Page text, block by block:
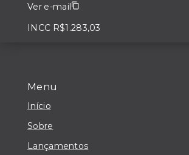
Menu
Início
Sobre
Lançamentos
Ver e-mail
INCC R$1.283,03